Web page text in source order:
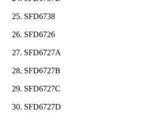
SFD6738
SFD6726
SFD6727A
SFD6727B
SFD6727C
SFD6727D